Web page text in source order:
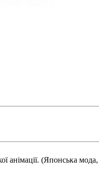
анімації. (Японська